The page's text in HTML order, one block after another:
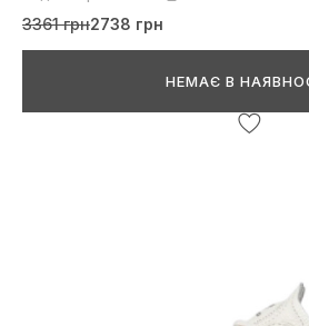
3361 грн2738 грн
НЕМАЄ В